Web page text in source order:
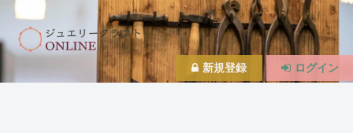
新規登録 ログイン